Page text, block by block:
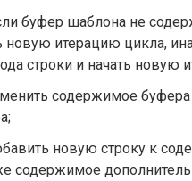
буфер шаблона не
новую итерацию цикла,
строки и начать новую
содержимое
новую строку к
содержимое